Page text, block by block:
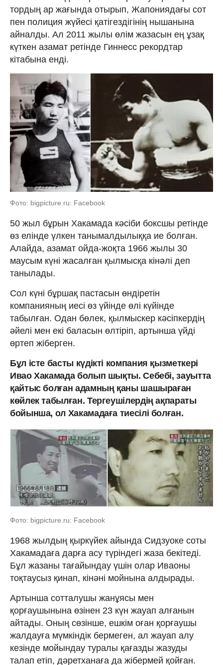
тордың ар жағында отырып, Жапониядағы сот
пен полиция жүйесі қатігездігінің нышанына
айналды. Ал 2011 жылы өлім жазасын ең ұзақ
күткен азамат ретінде Гиннесс рекордтар
кітабына енді.
Фото: bigpicture.ru: Facebook
50 жыл бұрын Хакамада кәсіби боксшы ретінде
өз елінде үлкен танымалдылыққа ие болған.
Алайда, азамат ойда-жоқта 1966 жылы 30
маусым күні жасалған қылмысқа кінәлі деп
танылады.
Сол күні бұршақ пастасын өндіретін
компанияның иесі өз үйінде өлі күйінде
табылған. Одан бөлек, қылмыскер кәсіпкердің
әйелі мен екі баласын өлтіріп, артынша үйді
өртеп жіберген.
Бұл істе басты күдікті компания қызметкері
Ивао Хакамада болып шықты. Себебі, зауытта
қайтыс болған адамның қаны шашыраған
көйлек табылған. Тергеушілердің ақпараты
бойынша, ол Хакамадаға тиесілі болған.
Фото: bigpicture.ru: Facebook
1968 жылдың қыркүйек айында Сидзуоке соты
Хакамадаға дарға асу түріндегі жаза бекітеді.
Бұл жазаны тағайындау үшін олар Иваоны
тоқтаусыз қинап, кінәні мойнына алдырады.
Артынша сотталушы жанұясы мен
қорғаушынына өзінен 23 күн жауап алғанын
айтады. Оның сөзінше, ешкім оған қорғаушы
жалдауға мүмкіндік бермеген, ал жауап алу
кезінде мойындау туралы қағазды жазуды
талап етіп, дәретханаға да жібермей қойған.